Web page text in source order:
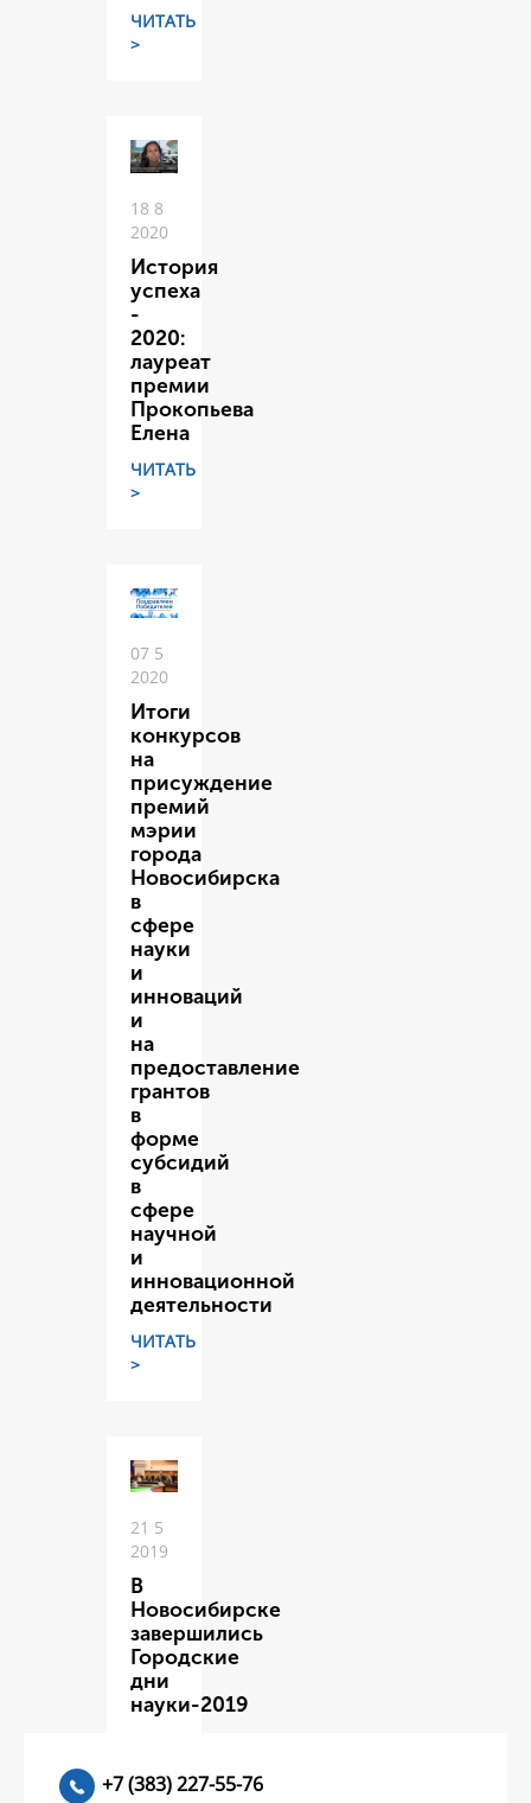
ЧИТАТЬ
>
18 8
2020
История
успеха
-
2020:
лауреат
премии
Прокопьева
Елена
ЧИТАТЬ
>
07 5
2020
Итоги
конкурсов
на
присуждение
премий
мэрии
города
Новосибирска
в
сфере
науки
и
инноваций
и
на
предоставление
грантов
в
форме
субсидий
в
сфере
научной
и
инновационной
деятельности
ЧИТАТЬ
>
21 5
2019
В
Новосибирске
завершились
Городские
дни
науки-2019
+7 (383) 227-55-76